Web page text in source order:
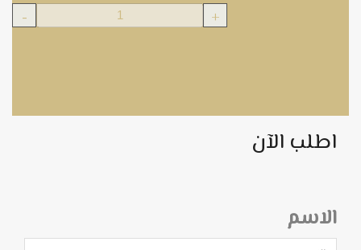
- +
اطلب الآن
الاسم